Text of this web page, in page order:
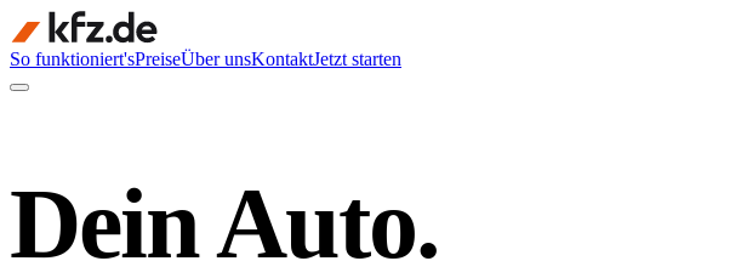
So funktioniert'sPreiseÜber unsKontaktJetzt starten
Dein Auto.